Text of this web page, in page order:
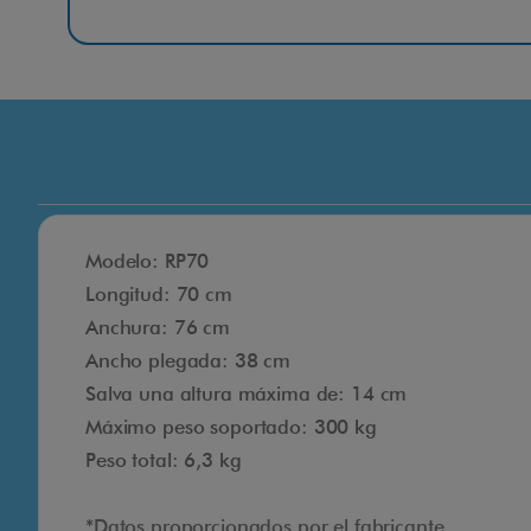
Modelo: RP70
Longitud: 70 cm
Anchura: 76 cm
Ancho plegada: 38 cm
Salva una altura máxima de: 14 cm
Máximo peso soportado: 300 kg
Peso total: 6,3 kg
*Datos proporcionados por el fabricante.